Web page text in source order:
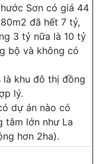
Sơn có giá 44
đã hết 7 tỷ,
3 tỷ nữa là 10 tỷ
bộ và không có
là khu đô thị đồng
lý.
dự án nào có
tâm lớn như La
hơn 2ha).